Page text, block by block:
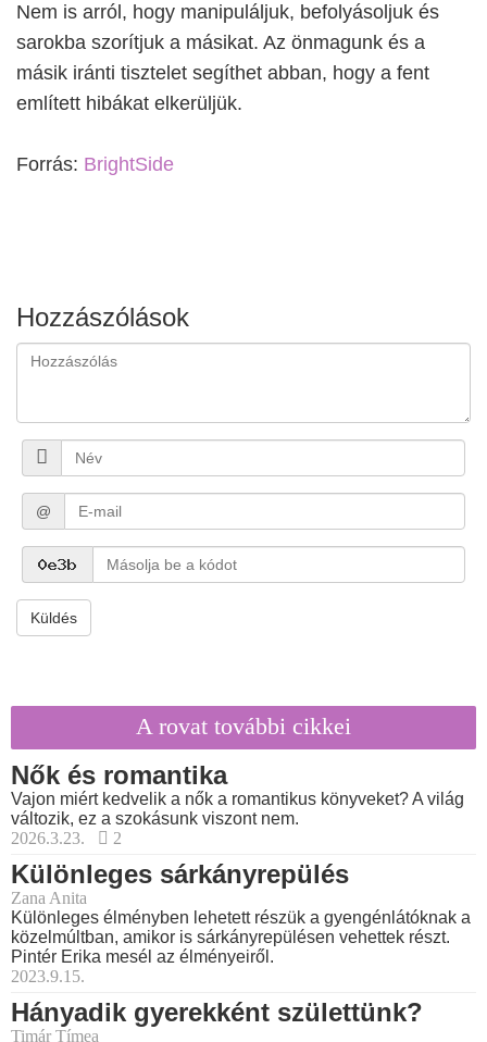
Nem is arról, hogy manipuláljuk, befolyásoljuk és
sarokba szorítjuk a másikat. Az önmagunk és a
másik iránti tisztelet segíthet abban, hogy a fent
említett hibákat elkerüljük.
Forrás: BrightSide
Hozzászólások
@
Küldés
A rovat további cikkei
Nők és romantika
Vajon miért kedvelik a nők a romantikus könyveket? A világ
változik, ez a szokásunk viszont nem.
2026.3.23.
2
Különleges sárkányrepülés
Zana Anita
Különleges élményben lehetett részük a gyengénlátóknak a
közelmúltban, amikor is sárkányrepülésen vehettek részt.
Pintér Erika mesél az élményeiről.
2023.9.15.
Hányadik gyerekként születtünk?
Timár Tímea